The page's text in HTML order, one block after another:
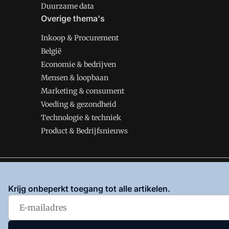
Duurzame data
Overige thema's
Inkoop & Procurement
België
Economie & bedrijven
Mensen & loopbaan
Marketing & consument
Voeding & gezondheid
Technologie & techniek
Product & Bedrijfsnieuws
enPrivacy en Cookie beleid |Privacy instellingen
Krijg onbeperkt toegang tot alle artikelen.